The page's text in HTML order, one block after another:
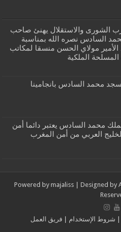
الشورى والاستقلال يهنئ صاحب
السادس نصره الله بمناسبة
الأمير مولاي الحسن منسقا لمكاتب
الملكية
محمد السادس بانجامينا
محمد السادس يعتبر دائما أمن
العربي من أمن المغرب
Powered by majaliss | Designed by
| شروط الإستخدام | فريق العمل